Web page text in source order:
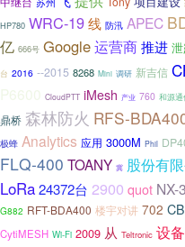
HP780 WRC-19线 防汛 APEC
亿 666号 Google运营商推进
台 2016 --2015 8268 Mini 调研 新吉信
P6600 CloudPTT iMesh 产业 760 和源
鼎桥 森林防火 RFS-
极蜂 Analytics 应用 3000M Phil
FLQ-400 TOANY 冀 股份有
LoRa24372台 2900 quot NX-
G882 RFT-BDA400 楼宇对讲 702
CytiMESH Wi-Fi 2009 从 Teltronic 设